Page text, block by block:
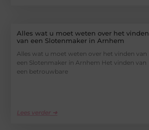
Alles wat u moet weten over het vinden
van een Slotenmaker in Arnhem
Alles wat u moet weten over het vinden van
een Slotenmaker in Arnhem Het vinden van
een betrouwbare
Lees verder ➜